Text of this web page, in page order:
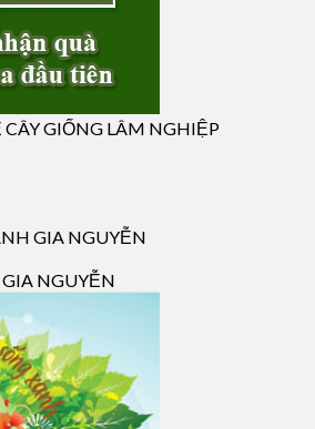
GIỐNG LÂM NGHIỆP
GIA NGUYỄN
NGUYỄN